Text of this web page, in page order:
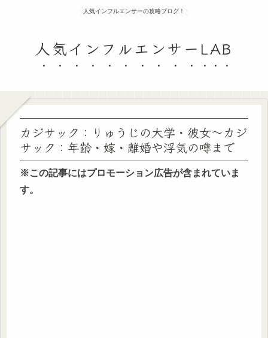
人気インフルエンサーの攻略ブログ！
人気インフルエンサーLAB
カジサック：りゅうじの大学・彼女～カジ
サック：年齢・嫁・離婚や浮気の噂まで
※この記事にはプロモーション広告が含まれていま
す。